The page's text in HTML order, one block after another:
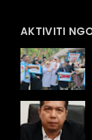
AKTIVITI